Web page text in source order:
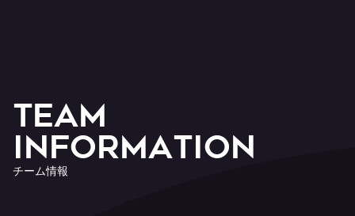
TEAM
Information
チー ム情報